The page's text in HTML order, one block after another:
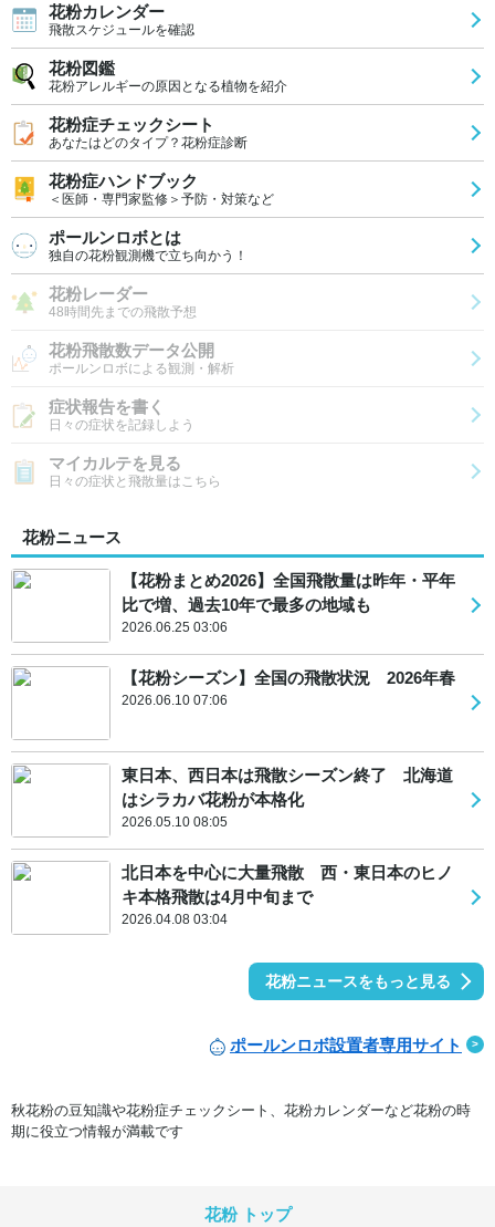
花粉カレンダー
飛散スケジュールを確認
花粉図鑑
花粉アレルギーの原因となる植物を紹介
花粉症チェックシート
あなたはどのタイプ？花粉症診断
花粉症ハンドブック
＜医師・専門家監修＞予防・対策など
ポールンロボとは
独自の花粉観測機で立ち向かう！
花粉レーダー
48時間先までの飛散予想
花粉飛散数データ公開
ポールンロボによる観測・解析
症状報告を書く
日々の症状を記録しよう
マイカルテを見る
日々の症状と飛散量はこちら
花粉ニュース
【花粉まとめ2026】全国飛散量は昨年・平年
比で増、過去10年で最多の地域も
2026.06.25 03:06
【花粉シーズン】全国の飛散状況 2026年春
2026.06.10 07:06
東日本、西日本は飛散シーズン終了 北海道
はシラカバ花粉が本格化
2026.05.10 08:05
北日本を中心に大量飛散 西・東日本のヒノ
キ本格飛散は4月中旬まで
2026.04.08 03:04
花粉ニュースをもっと見る
ポールンロボ設置者専用サイト
秋花粉の豆知識や花粉症チェックシート、花粉カレンダーなど花粉の時
期に役立つ情報が満載です
花粉 トップ